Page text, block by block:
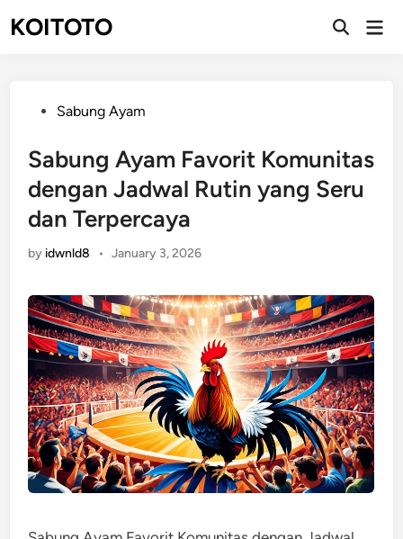
toKOITOTO
Open
PostedSabung Ayam
Sabung Ayam Favorit Komunitas
dengan Jadwal Rutin yang Seru
dan Terpercaya
by idwnld8 • January 3, 2026